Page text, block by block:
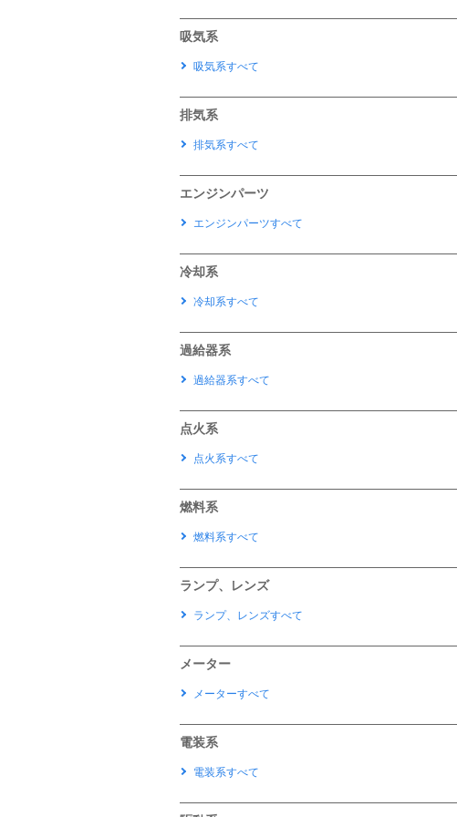
吸気系
吸気系すべて
排気系
排気系すべて
エンジンパーツ
エンジンパーツすべて
冷却系
冷却系すべて
過給器系
過給器系すべて
点火系
点火系すべて
燃料系
燃料系すべて
ランプ、レンズ
ランプ、レンズすべて
メーター
メーターすべて
電装系
電装系すべて